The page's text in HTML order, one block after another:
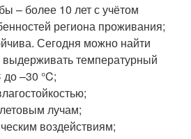
– более 10 лет с учётом
региона проживания;
Сегодня можно найти
температурный
до –30 °C;
лучам;
воздействиям;